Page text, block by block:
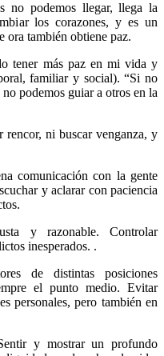
no podemos llegar, llega la
los corazones, y es un
ora también obtiene paz.
tener más paz en mi vida y
familiar y social). “Si no
podemos guiar a otros en la
rencor, ni buscar venganza, y
comunicación con la gente
y aclarar con paciencia
y razonable. Controlar
inesperados. .
de distintas posiciones
el punto medio. Evitar
personales, pero también en
y mostrar un profundo